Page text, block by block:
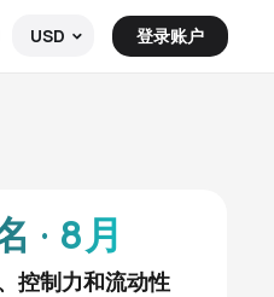
USD 登录账户
· 8月
控制力和流动性